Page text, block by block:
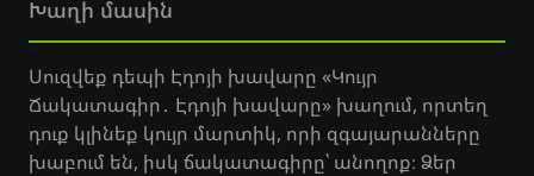
Խաղի մասին
Սուզվեք դեպի Էդոյի խավարը «Կույր
Ճակատագիր․ Էդոյի խավարը» խաղում, որտեղ
դուք կլինեք կույր մարտիկ, որի զգայարանները
խաբում են, իսկ ճակատագիրը՝ անողոք։ Ձեր